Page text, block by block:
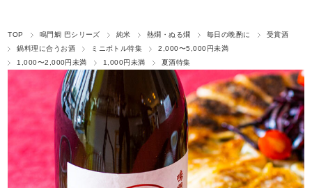
TOP 鳴門鯛 巴シリーズ 純米 熱燗・ぬる燗 毎日の晩酌に
受賞酒
鍋料理に合うお酒
ミニボトル特集
2,000〜5,000円未満
1,000〜2,000円未満
1,000円未満 夏酒特集